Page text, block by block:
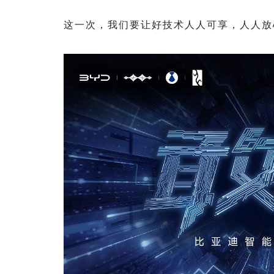
这一次，我们要让好技术人人可享，人人